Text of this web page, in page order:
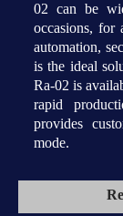
02 can be
occasions, for
automation,
is the ideal
Ra-02 is
rapid
provides
mode.